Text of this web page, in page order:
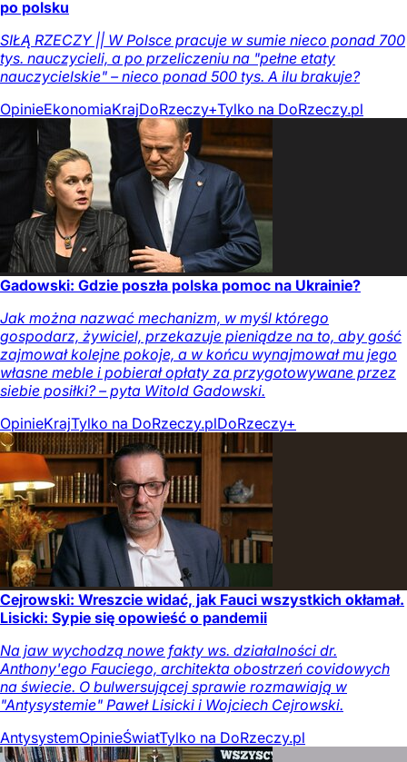
po polsku
SIŁĄ RZECZY || W Polsce pracuje w sumie nieco ponad 700
tys. nauczycieli, a po przeliczeniu na "pełne etaty
nauczycielskie" – nieco ponad 500 tys. A ilu brakuje?
OpinieEkonomiaKrajDoRzeczy+Tylko na DoRzeczy.pl
Gadowski: Gdzie poszła polska pomoc na Ukrainie?
Jak można nazwać mechanizm, w myśl którego
gospodarz, żywiciel, przekazuje pieniądze na to, aby gość
zajmował kolejne pokoje, a w końcu wynajmował mu jego
własne meble i pobierał opłaty za przygotowywane przez
siebie posiłki? – pyta Witold Gadowski.
OpinieKrajTylko na DoRzeczy.plDoRzeczy+
Cejrowski: Wreszcie widać, jak Fauci wszystkich okłamał.
Lisicki: Sypie się opowieść o pandemii
Na jaw wychodzą nowe fakty ws. działalności dr.
Anthony'ego Fauciego, architekta obostrzeń covidowych
na świecie. O bulwersującej sprawie rozmawiają w
"Antysystemie" Paweł Lisicki i Wojciech Cejrowski.
AntysystemOpinieŚwiatTylko na DoRzeczy.pl